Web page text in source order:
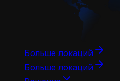
Больше локаций
Больше локаций